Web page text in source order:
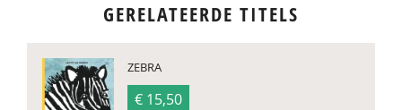
GERELATEERDE TITELS
ZEBRA
€ 15,50